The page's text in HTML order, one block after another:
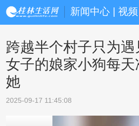
新闻中心 | 视频
跨越半个村子只为
女子的娘家小狗每天
她
2025-09-17 11:45:08